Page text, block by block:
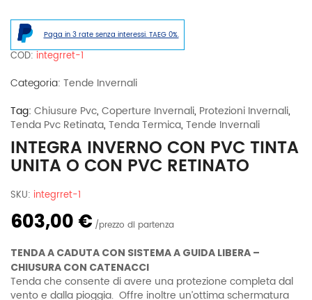
Tinta
unita
o
PVC
retinato
Paga in 3 rate senza interessi. TAEG 0%.
COD: integrret-1
Categoria: Tende Invernali
Tag: Chiusure Pvc, Coperture Invernali, Protezioni Invernali,
Tenda Pvc Retinata, Tenda Termica, Tende Invernali
INTEGRA INVERNO CON PVC TINTA
UNITA O CON PVC RETINATO
SKU: integrret-1
603,00 € prezzo di partenza
TENDA A CADUTA CON SISTEMA A GUIDA LIBERA –
CHIUSURA CON CATENACCI
Tenda che consente di avere una protezione completa dal
vento e dalla pioggia. Offre inoltre un’ottima schermatura